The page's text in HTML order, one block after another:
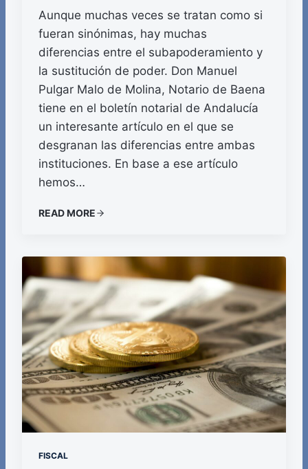
Aunque muchas veces se tratan como si
fueran sinónimas, hay muchas
diferencias entre el subapoderamiento y
la sustitución de poder. Don Manuel
Pulgar Malo de Molina, Notario de Baena
tiene en el boletín notarial de Andalucía
un interesante artículo en el que se
desgranan las diferencias entre ambas
instituciones. En base a ese artículo
hemos…
READ MORE
FISCAL